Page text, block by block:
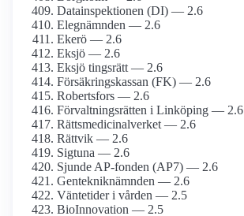
Datainspektionen (DI) — 2.6
Elegnämnden — 2.6
Ekerö — 2.6
Eksjö — 2.6
Eksjö tingsrätt — 2.6
Försäkringskassan (FK) — 2.6
Robertsfors — 2.6
Förvaltningsrätten i Linköping — 2.6
Rättsmedicinalverket — 2.6
Rättvik — 2.6
Sigtuna — 2.6
Sjunde AP-fonden (AP7) — 2.6
Gentekniknämnden — 2.6
Väntetider i vården — 2.5
BioInnovation — 2.5